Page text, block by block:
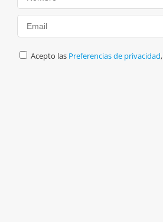
Acepto las Preferencias de privacidad,